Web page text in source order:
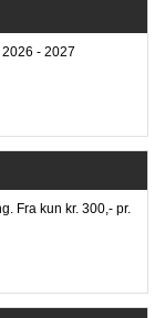
- 2027
Fra kun kr. 300,- pr.